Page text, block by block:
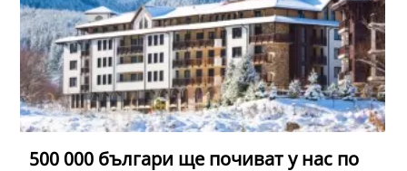
500 000 българи ще почиват у нас по